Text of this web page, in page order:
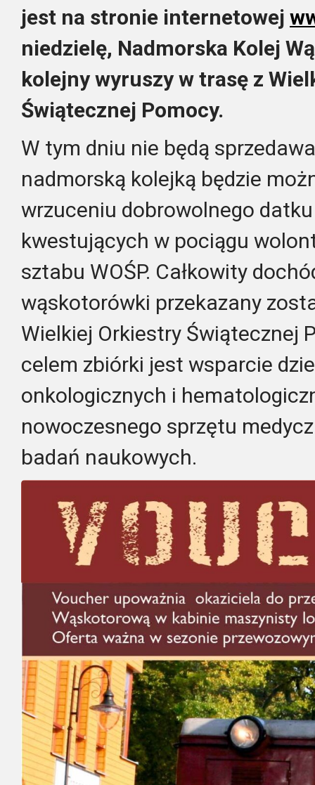
jest na stronie internetowej
niedzielę, Nadmorska Kolej
kolejny wyruszy w trasę z
Świątecznej Pomocy.
W tym dniu nie będą
nadmorską kolejką będzie
wrzuceniu dobrowolnego
kwestujących w pociągu
sztabu WOŚP. Całkowity
wąskotorówki przekazany
Wielkiej Orkiestry Świątecznej
celem zbiórki jest wsparcie
onkologicznych i
nowoczesnego sprzętu
badań naukowych.